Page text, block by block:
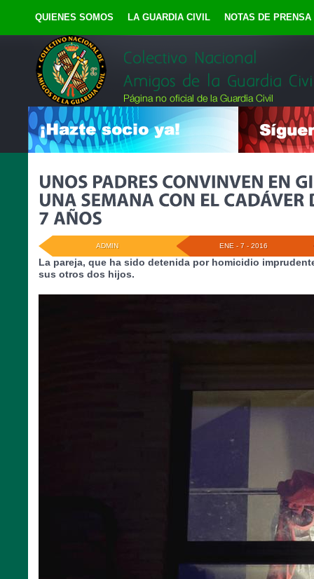
QUIENES SOMOS LA GUARDIA CIVIL NOTAS DE PRENSA
ENE - 7 - 2016
ADMIN
La pareja, que ha sido detenida por homicidio
sus otros dos hijos.